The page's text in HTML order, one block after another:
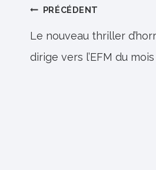
Navigation
de
l’article
PRÉCÉDENT
Le nouveau thriller
dirige vers l’EFM du